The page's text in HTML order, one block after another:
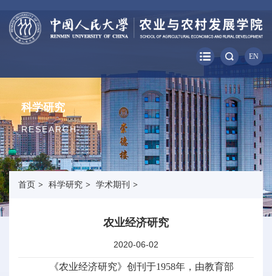
EN
科学研究
RESEARCH
首页 > 科学研究 > 学术期刊 >
农业经济研究
2020-06-02
《农业经济研究》创刊于1958年，由教育部